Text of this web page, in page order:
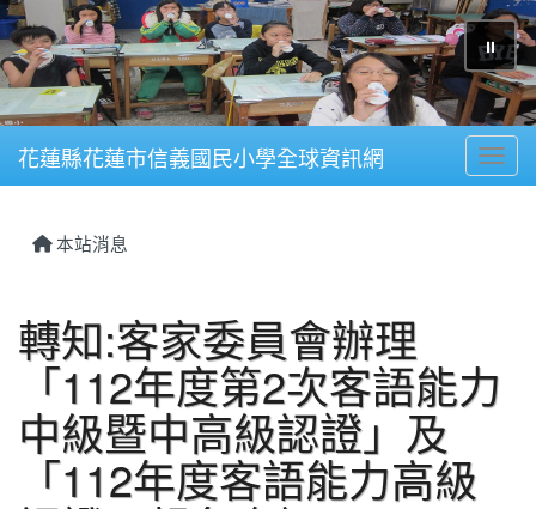
⏸
花蓮縣花蓮市信義國民小學全球資訊網
本站消息
轉知:客家委員會辦理
「112年度第2次客語能力
中級暨中高級認證」及
「112年度客語能力高級